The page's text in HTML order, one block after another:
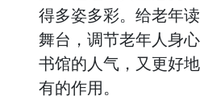
得多姿多彩。给老年
舞台，调节老年人身
书馆的人气，又更好
有的作用。